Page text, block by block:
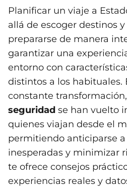
Planificar un viaje a
allá de escoger destinos
prepararse de manera
garantizar una
entorno con
distintos a los habituales.
constante
seguridad se han vuelto
quienes viajan desde el
permitiendo anticiparse
inesperadas y minimizar
te ofrece consejos
experiencias reales y